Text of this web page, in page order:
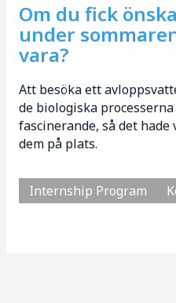
Om du fick
under
vara?
Att besöka ett
de biologiska
fascinerande, så det
dem på plats.
Internship Program